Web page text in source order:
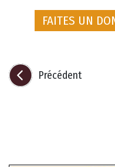
FAITES UN
Précédent